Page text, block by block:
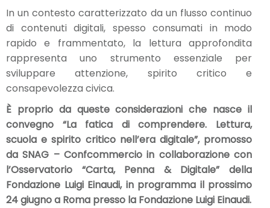
In un contesto caratterizzato da un flusso continuo
di contenuti digitali, spesso consumati in modo
rapido e frammentato, la lettura approfondita
rappresenta uno strumento essenziale per
sviluppare attenzione, spirito critico e
consapevolezza civica.
È proprio da queste considerazioni che nasce il
convegno “La fatica di comprendere. Lettura,
scuola e spirito critico nell’era digitale”, promosso
da SNAG – Confcommercio in collaborazione con
l’Osservatorio “Carta, Penna & Digitale” della
Fondazione Luigi Einaudi, in programma il prossimo
24 giugno a Roma presso la Fondazione Luigi Einaudi.